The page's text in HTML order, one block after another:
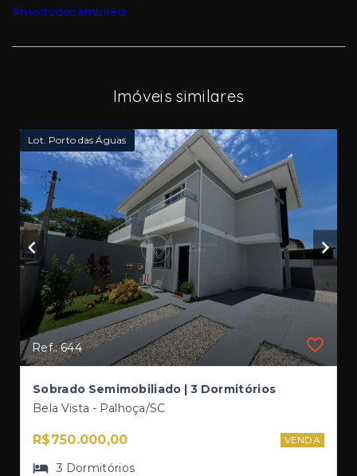
#morrodocambirela
Imóveis similares
Lot. Porto das Águas
Ref.: 644
Sobrado Semimobiliado | 3 Dormitórios
Bela Vista - Palhoça/SC
R$750.000,00 VENDA
3 Dormitórios